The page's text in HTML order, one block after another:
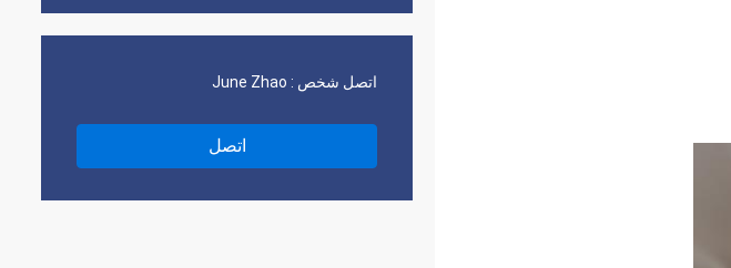
اتصل شخص : June Zhao
اتصل